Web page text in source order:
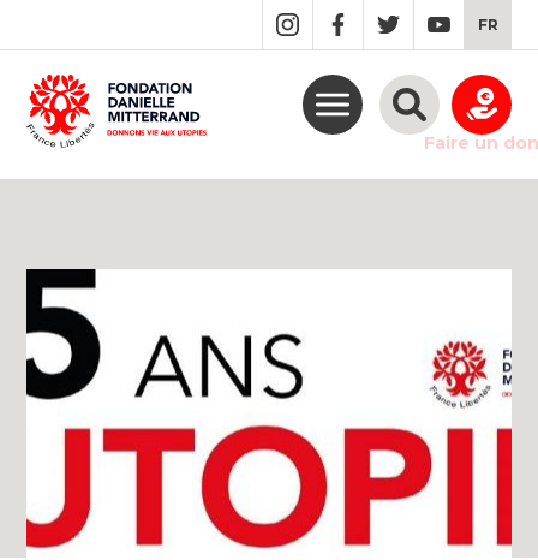
MAIN
CONTENT
FR
Faire un don